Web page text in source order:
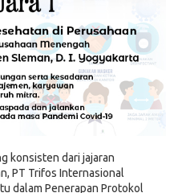
konsisten dari jajaran
PT Trifos Internasional
dalam Penerapan Protokol